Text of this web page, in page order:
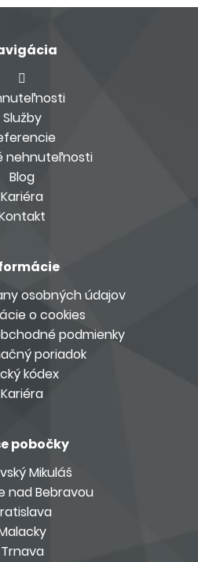
Služby
nehnuteľnosti
Blog
Kariéra
osobných údajov
o cookies
podmienky
poriadok
kódex
Kariéra
pobočky
Mikuláš
nad Bebravou
Trnava